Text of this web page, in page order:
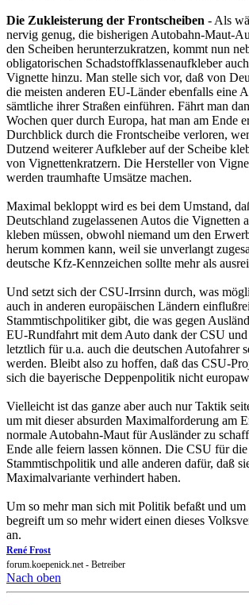
Die Zukleisterung der Frontscheiben - Als
nervig genug, die bisherigen Autobahn-Maut-
den Scheiben herunterzukratzen, kommt nun
obligatorischen Schadstoffklassenaufkleber
Vignette hinzu. Man stelle sich vor, daß von
die meisten anderen EU-Länder ebenfalls eine
sämtliche ihrer Straßen einführen. Fährt man
Wochen quer durch Europa, hat man am Ende
Durchblick durch die Frontscheibe verloren,
Dutzend weiterer Aufkleber auf der Scheibe
von Vignettenkratzern. Die Hersteller von
werden traumhafte Umsätze machen.
Maximal bekloppt wird es bei dem Umstand,
Deutschland zugelassenen Autos die Vignetten
kleben müssen, obwohl niemand um den
herum kommen kann, weil sie unverlangt
deutsche Kfz-Kennzeichen sollte mehr als
Und setzt sich der CSU-Irrsinn durch, was
auch in anderen europäischen Ländern
Stammtischpolitiker gibt, die was gegen
EU-Rundfahrt mit dem Auto dank der CSU
letztlich für u.a. auch die deutschen Autofahrer
werden. Bleibt also zu hoffen, daß das CSU-
sich die bayerische Deppenpolitik nicht
Vielleicht ist das ganze aber auch nur Taktik
um mit dieser absurden Maximalforderung am
normale Autobahn-Maut für Ausländer zu
Ende alle feiern lassen können. Die CSU für
Stammtischpolitik und alle anderen dafür, daß
Maximalvariante verhindert haben.
Um so mehr man sich mit Politik befaßt und um
begreift um so mehr widert einen dieses
an.
René Frost
forum.koepenick.net - Betreiber
Nach oben